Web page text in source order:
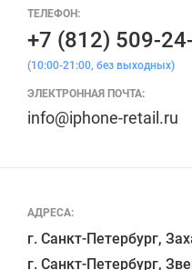
АДРЕСА:
г. Санкт-Петербург,
г. Санкт-Петербург,
ТЕЛЕФОН:
+7 (812) 509-
(10:00-21:00, без выходных)
ЭЛЕКТРОННАЯ ПОЧТА:
info@iphone-retail.ru